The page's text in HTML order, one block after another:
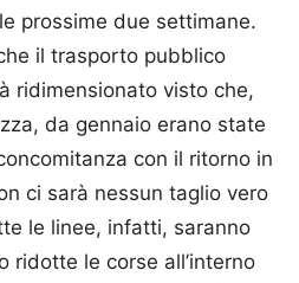
prossime due settimane.
il trasporto pubblico
ridimensionato visto che,
da gennaio erano state
con il ritorno in
ci sarà nessun taglio vero
le linee, infatti, saranno
ridotte le corse all’interno